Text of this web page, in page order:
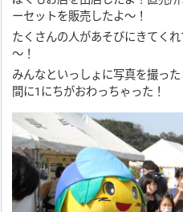
ーセットを販売したよ～！
たくさんの人があそびにきてく
～！
みんなといっしょに写真を撮っ
間に1にちがおわっちゃった！